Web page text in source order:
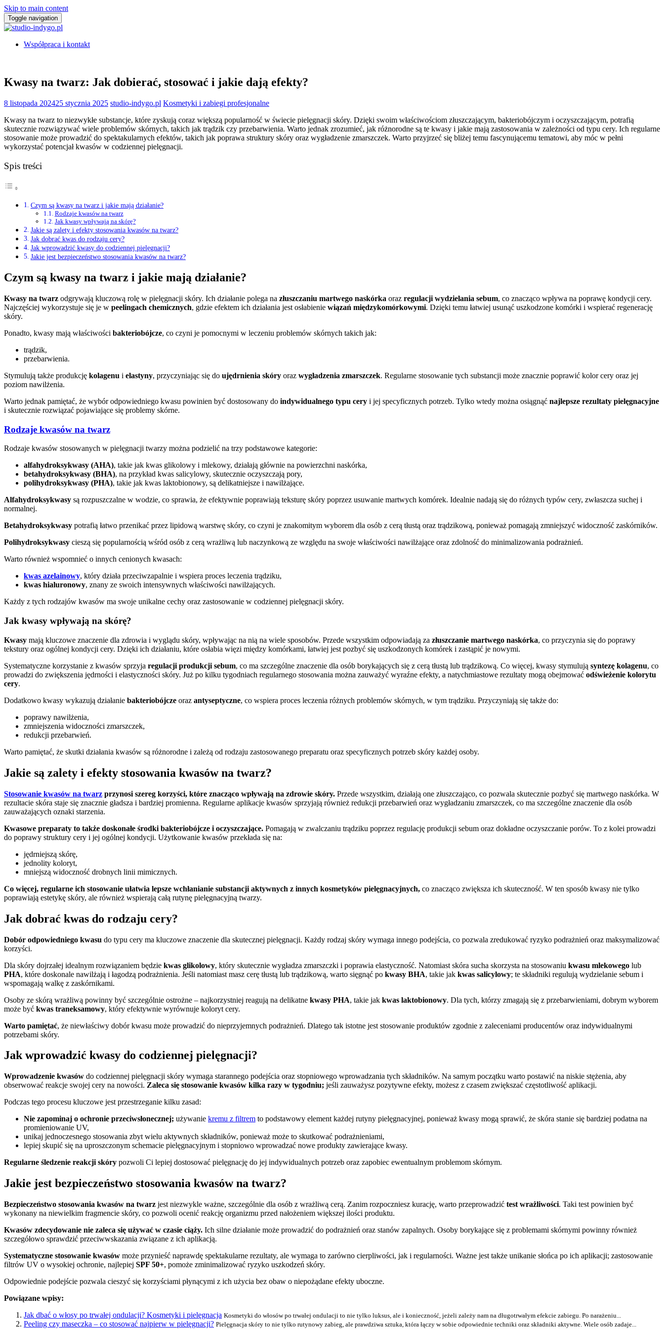
Skip to main content
Toggle navigation
Współpraca i kontakt
Kwasy na twarz: Jak dobierać, stosować i jakie dają efekty?
8 listopada 202425 stycznia 2025 studio-indygo.pl Kosmetyki i zabiegi profesjonalne
Kwasy na twarz to niezwykłe substancje, które zyskują coraz większą popularność w świecie pielęgnacji skóry. Dzięki swoim właściwościom złuszczającym, bakteriobójczym i oczyszczającym, potrafią
skutecznie rozwiązywać wiele problemów skórnych, takich jak trądzik czy przebarwienia. Warto jednak zrozumieć, jak różnorodne są te kwasy i jakie mają zastosowania w zależności od typu cery. Ich regularne
stosowanie może prowadzić do spektakularnych efektów, takich jak poprawa struktury skóry oraz wygładzenie zmarszczek. Warto przyjrzeć się bliżej temu fascynującemu tematowi, aby móc w pełni
wykorzystać potencjał kwasów w codziennej pielęgnacji.
Spis treści
Czym są kwasy na twarz i jakie mają działanie?
Rodzaje kwasów na twarz
Jak kwasy wpływają na skórę?
Jakie są zalety i efekty stosowania kwasów na twarz?
Jak dobrać kwas do rodzaju cery?
Jak wprowadzić kwasy do codziennej pielęgnacji?
Jakie jest bezpieczeństwo stosowania kwasów na twarz?
Czym są kwasy na twarz i jakie mają działanie?
Kwasy na twarz odgrywają kluczową rolę w pielęgnacji skóry. Ich działanie polega na złuszczaniu martwego naskórka oraz regulacji wydzielania sebum, co znacząco wpływa na poprawę kondycji cery.
Najczęściej wykorzystuje się je w peelingach chemicznych, gdzie efektem ich działania jest osłabienie wiązań międzykomórkowymi. Dzięki temu łatwiej usunąć uszkodzone komórki i wspierać regenerację
skóry.
Ponadto, kwasy mają właściwości bakteriobójcze, co czyni je pomocnymi w leczeniu problemów skórnych takich jak:
trądzik,
przebarwienia.
Stymulują także produkcję kolagenu i elastyny, przyczyniając się do ujędrnienia skóry oraz wygładzenia zmarszczek. Regularne stosowanie tych substancji może znacznie poprawić kolor cery oraz jej
poziom nawilżenia.
Warto jednak pamiętać, że wybór odpowiedniego kwasu powinien być dostosowany do indywidualnego typu cery i jej specyficznych potrzeb. Tylko wtedy można osiągnąć najlepsze rezultaty pielęgnacyjne
i skutecznie rozwiązać pojawiające się problemy skórne.
Rodzaje kwasów na twarz
Rodzaje kwasów stosowanych w pielęgnacji twarzy można podzielić na trzy podstawowe kategorie:
alfahydroksykwasy (AHA), takie jak kwas glikolowy i mlekowy, działają głównie na powierzchni naskórka,
betahydroksykwasy (BHA), na przykład kwas salicylowy, skutecznie oczyszczają pory,
polihydroksykwasy (PHA), takie jak kwas laktobionowy, są delikatniejsze i nawilżające.
Alfahydroksykwasy są rozpuszczalne w wodzie, co sprawia, że efektywnie poprawiają teksturę skóry poprzez usuwanie martwych komórek. Idealnie nadają się do różnych typów cery, zwłaszcza suchej i
normalnej.
Betahydroksykwasy potrafią łatwo przenikać przez lipidową warstwę skóry, co czyni je znakomitym wyborem dla osób z cerą tłustą oraz trądzikową, ponieważ pomagają zmniejszyć widoczność zaskórników.
Polihydroksykwasy cieszą się popularnością wśród osób z cerą wrażliwą lub naczynkową ze względu na swoje właściwości nawilżające oraz zdolność do minimalizowania podrażnień.
Warto również wspomnieć o innych cenionych kwasach:
kwas azelainowy, który działa przeciwzapalnie i wspiera proces leczenia trądziku,
kwas hialuronowy, znany ze swoich intensywnych właściwości nawilżających.
Każdy z tych rodzajów kwasów ma swoje unikalne cechy oraz zastosowanie w codziennej pielęgnacji skóry.
Jak kwasy wpływają na skórę?
Kwasy mają kluczowe znaczenie dla zdrowia i wyglądu skóry, wpływając na nią na wiele sposobów. Przede wszystkim odpowiadają za złuszczanie martwego naskórka, co przyczynia się do poprawy
tekstury oraz ogólnej kondycji cery. Dzięki ich działaniu, które osłabia więzi między komórkami, łatwiej jest pozbyć się uszkodzonych komórek i zastąpić je nowymi.
Systematyczne korzystanie z kwasów sprzyja regulacji produkcji sebum, co ma szczególne znaczenie dla osób borykających się z cerą tłustą lub trądzikową. Co więcej, kwasy stymulują syntezę kolagenu, co
prowadzi do zwiększenia jędrności i elastyczności skóry. Już po kilku tygodniach regularnego stosowania można zauważyć wyraźne efekty, a natychmiastowe rezultaty mogą obejmować odświeżenie kolorytu
cery.
Dodatkowo kwasy wykazują działanie bakteriobójcze oraz antyseptyczne, co wspiera proces leczenia różnych problemów skórnych, w tym trądziku. Przyczyniają się także do:
poprawy nawilżenia,
zmniejszenia widoczności zmarszczek,
redukcji przebarwień.
Warto pamiętać, że skutki działania kwasów są różnorodne i zależą od rodzaju zastosowanego preparatu oraz specyficznych potrzeb skóry każdej osoby.
Jakie są zalety i efekty stosowania kwasów na twarz?
Stosowanie kwasów na twarz przynosi szereg korzyści, które znacząco wpływają na zdrowie skóry. Przede wszystkim, działają one złuszczająco, co pozwala skutecznie pozbyć się martwego naskórka. W
rezultacie skóra staje się znacznie gładsza i bardziej promienna. Regularne aplikacje kwasów sprzyjają również redukcji przebarwień oraz wygładzaniu zmarszczek, co ma szczególne znaczenie dla osób
zauważających oznaki starzenia.
Kwasowe preparaty to także doskonałe środki bakteriobójcze i oczyszczające. Pomagają w zwalczaniu trądziku poprzez regulację produkcji sebum oraz dokładne oczyszczanie porów. To z kolei prowadzi
do poprawy struktury cery i jej ogólnej kondycji. Użytkowanie kwasów przekłada się na:
jędrniejszą skórę,
jednolity koloryt,
mniejszą widoczność drobnych linii mimicznych.
Co więcej, regularne ich stosowanie ułatwia lepsze wchłanianie substancji aktywnych z innych kosmetyków pielęgnacyjnych, co znacząco zwiększa ich skuteczność. W ten sposób kwasy nie tylko
poprawiają estetykę skóry, ale również wspierają całą rutynę pielęgnacyjną twarzy.
Jak dobrać kwas do rodzaju cery?
Dobór odpowiedniego kwasu do typu cery ma kluczowe znaczenie dla skutecznej pielęgnacji. Każdy rodzaj skóry wymaga innego podejścia, co pozwala zredukować ryzyko podrażnień oraz maksymalizować
korzyści.
Dla skóry dojrzałej idealnym rozwiązaniem będzie kwas glikolowy, który skutecznie wygładza zmarszczki i poprawia elastyczność. Natomiast skóra sucha skorzysta na stosowaniu kwasu mlekowego lub
PHA, które doskonale nawilżają i łagodzą podrażnienia. Jeśli natomiast masz cerę tłustą lub trądzikową, warto sięgnąć po kwasy BHA, takie jak kwas salicylowy; te składniki regulują wydzielanie sebum i
wspomagają walkę z zaskórnikami.
Osoby ze skórą wrażliwą powinny być szczególnie ostrożne – najkorzystniej reagują na delikatne kwasy PHA, takie jak kwas laktobionowy. Dla tych, którzy zmagają się z przebarwieniami, dobrym wyborem
może być kwas traneksamowy, który efektywnie wyrównuje koloryt cery.
Warto pamiętać, że niewłaściwy dobór kwasu może prowadzić do nieprzyjemnych podrażnień. Dlatego tak istotne jest stosowanie produktów zgodnie z zaleceniami producentów oraz indywidualnymi
potrzebami skóry.
Jak wprowadzić kwasy do codziennej pielęgnacji?
Wprowadzenie kwasów do codziennej pielęgnacji skóry wymaga starannego podejścia oraz stopniowego wprowadzania tych składników. Na samym początku warto postawić na niskie stężenia, aby
obserwować reakcje swojej cery na nowości. Zaleca się stosowanie kwasów kilka razy w tygodniu; jeśli zauważysz pozytywne efekty, możesz z czasem zwiększać częstotliwość aplikacji.
Podczas tego procesu kluczowe jest przestrzeganie kilku zasad:
Nie zapominaj o ochronie przeciwsłonecznej; używanie kremu z filtrem to podstawowy element każdej rutyny pielęgnacyjnej, ponieważ kwasy mogą sprawić, że skóra stanie się bardziej podatna na
promieniowanie UV,
unikaj jednoczesnego stosowania zbyt wielu aktywnych składników, ponieważ może to skutkować podrażnieniami,
lepiej skupić się na uproszczonym schemacie pielęgnacyjnym i stopniowo wprowadzać nowe produkty zawierające kwasy.
Regularne śledzenie reakcji skóry pozwoli Ci lepiej dostosować pielęgnację do jej indywidualnych potrzeb oraz zapobiec ewentualnym problemom skórnym.
Jakie jest bezpieczeństwo stosowania kwasów na twarz?
Bezpieczeństwo stosowania kwasów na twarz jest niezwykle ważne, szczególnie dla osób z wrażliwą cerą. Zanim rozpoczniesz kurację, warto przeprowadzić test wrażliwości. Taki test powinien być
wykonany na niewielkim fragmencie skóry, co pozwoli ocenić reakcję organizmu przed nałożeniem większej ilości produktu.
Kwasów zdecydowanie nie zaleca się używać w czasie ciąży. Ich silne działanie może prowadzić do podrażnień oraz stanów zapalnych. Osoby borykające się z problemami skórnymi powinny również
szczegółowo sprawdzić przeciwwskazania związane z ich aplikacją.
Systematyczne stosowanie kwasów może przynieść naprawdę spektakularne rezultaty, ale wymaga to zarówno cierpliwości, jak i regularności. Ważne jest także unikanie słońca po ich aplikacji; zastosowanie
filtrów UV o wysokiej ochronie, najlepiej SPF 50+, pomoże zminimalizować ryzyko uszkodzeń skóry.
Odpowiednie podejście pozwala cieszyć się korzyściami płynącymi z ich użycia bez obaw o niepożądane efekty uboczne.
Powiązane wpisy:
Jak dbać o włosy po trwałej ondulacji? Kosmetyki i pielęgnacja Kosmetyki do włosów po trwałej ondulacji to nie tylko luksus, ale i konieczność, jeżeli zależy nam na długotrwałym efekcie zabiegu. Po narażeniu...
Peeling czy maseczka – co stosować najpierw w pielęgnacji? Pielęgnacja skóry to nie tylko rutynowy zabieg, ale prawdziwa sztuka, która łączy w sobie odpowiednie techniki oraz składniki aktywne. Wiele osób zadaje...